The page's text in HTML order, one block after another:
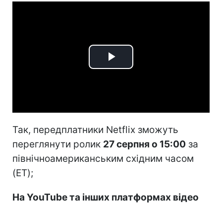
Play
Так, передплатники Netflix зможуть
переглянути ролик 27 серпня о 15:00 за
північноамериканським східним часом
(ET);
На YouTube та інших платформах відео